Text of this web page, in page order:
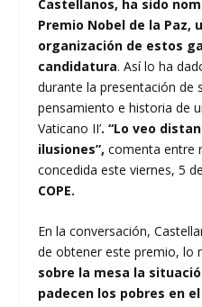
Castellanos, ha sido
Premio Nobel de la Paz,
organización de estos
candidatura. Así lo ha
durante la presentación de
pensamiento e historia de
Vaticano II’. “Lo veo
ilusiones”, comenta entre
concedida este viernes, 5
COPE.
En la conversación,
de obtener este premio,
sobre la mesa la
padecen los pobres en